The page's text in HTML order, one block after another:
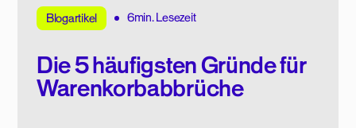
Blogartikel 6min. Lesezeit
Die 5 häufigsten Gründe für
Warenkorbabbrüche